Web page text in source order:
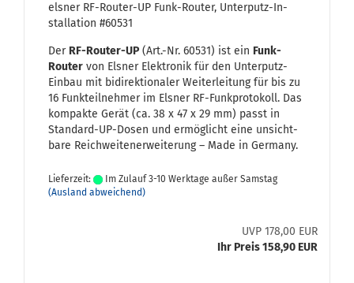
els­ner RF-​Router-​UP Funk-​Rou­ter, Unterputz-​​In­
stal­la­ti­on #60531
Der RF-​Router-UP (Art.-Nr. 60531) ist ein Funk-​
Router von Els­ner Elek­tro­nik für den Unterputz-​
Einbau mit bi­di­rek­tio­na­ler Wei­ter­lei­tung für bis zu
16 Funk­teil­neh­mer im Els­ner RF-​Funkprotokoll. Das
kom­pak­te Gerät (ca. 38 x 47 x 29 mm) passt in
Standard-​UP-Dosen und er­mög­licht eine un­sicht­
ba­re Reich­wei­ten­er­wei­te­rung – Made in Ger­ma­ny.
Lieferzeit:
Im Zulauf 3-10 Werktage außer Samstag
(Ausland abweichend)
UVP 178,00 EUR
Ihr Preis 158,90 EUR